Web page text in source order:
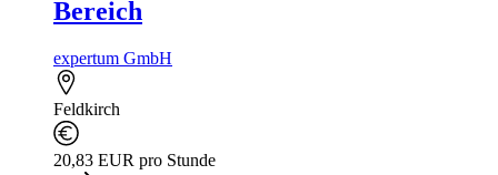
Bereich
expertum GmbH
Feldkirch
20,83 EUR pro Stunde